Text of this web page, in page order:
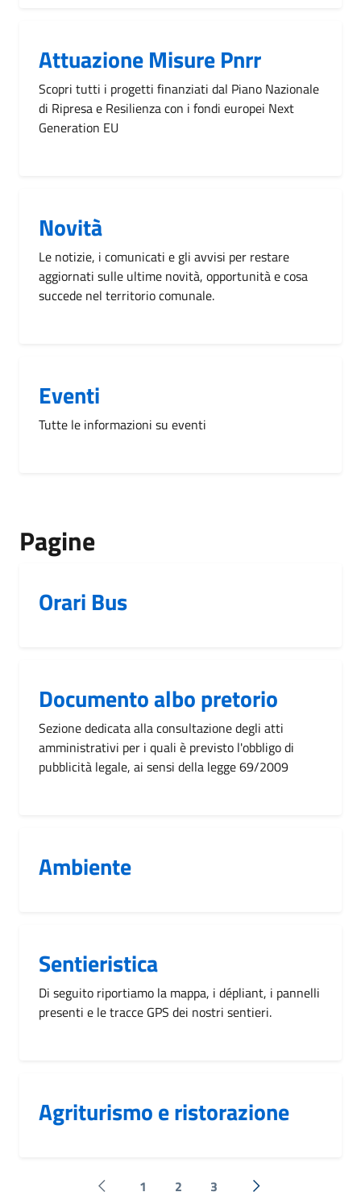
Attuazione Misure Pnrr
Scopri tutti i progetti finanziati dal Piano Nazionale
di Ripresa e Resilienza con i fondi europei Next
Generation EU
Novità
Le notizie, i comunicati e gli avvisi per restare
aggiornati sulle ultime novità, opportunità e cosa
succede nel territorio comunale.
Eventi
Tutte le informazioni su eventi
Pagine
Orari Bus
Documento albo pretorio
Sezione dedicata alla consultazione degli atti
amministrativi per i quali è previsto l'obbligo di
pubblicità legale, ai sensi della legge 69/2009
Ambiente
Sentieristica
Di seguito riportiamo la mappa, i dépliant, i pannelli
presenti e le tracce GPS dei nostri sentieri.
Agriturismo e ristorazione
1 2 3